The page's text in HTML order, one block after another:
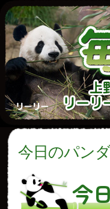
今日のパンダ
今